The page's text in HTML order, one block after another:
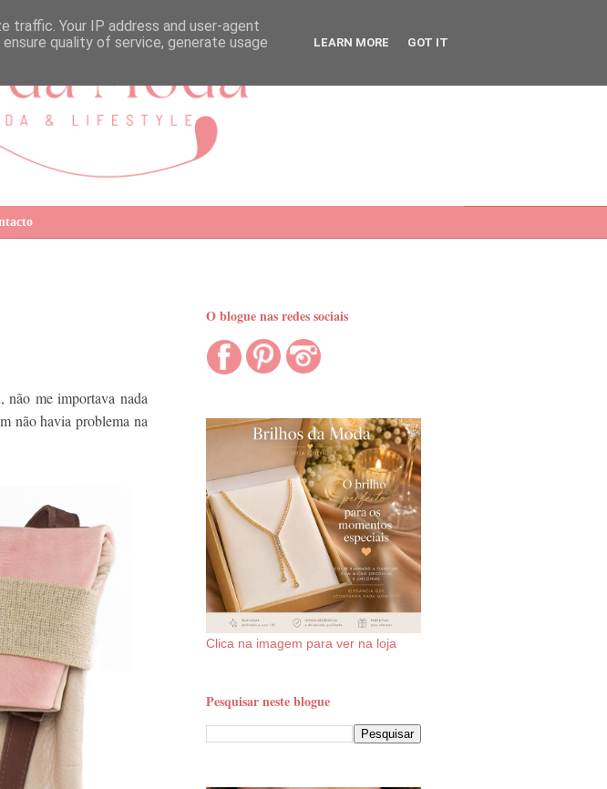
não me importava nada
não havia problema na
O blogue nas redes sociais
Clica na imagem para ver na loja
Pesquisar neste blogue
traffic. Your IP address and user-agent
quality of service, generate usage
LEARN MORE GOT IT